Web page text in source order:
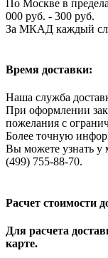
По Москве в
000 руб. - 300 руб.
За МКАД каждый
Время доставки:
Наша служба
При оформлении
пожелания с
Более точную
Вы можете узнать у
(499) 755-88-70.
Расчет стоимости
Для расчета
карте.